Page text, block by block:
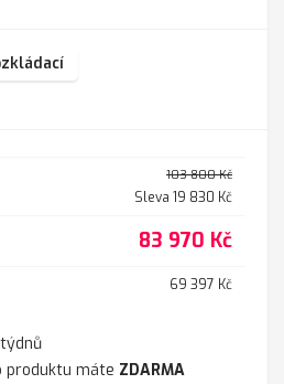
103 800 Kč
Sleva 19 830 Kč
83 970 Kč
69 397 Kč
produktu máte ZDARMA